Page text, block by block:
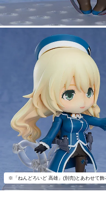
※「ねんどろいど 高雄」(別売)とあわせて飾